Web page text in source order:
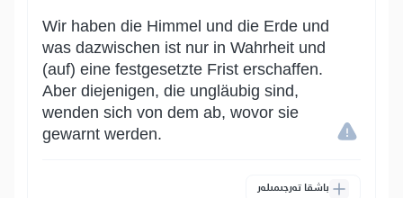
Wir haben die Himmel und die Erde und
was dazwischen ist nur in Wahrheit und
(auf) eine festgesetzte Frist erschaffen.
Aber diejenigen, die ungläubig sind,
wenden sich von dem ab, wovor sie
gewarnt werden.
باشقا تەرجىمىلەر